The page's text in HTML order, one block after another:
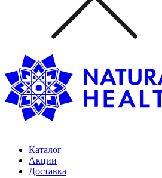
Каталог
Акции
Доставка